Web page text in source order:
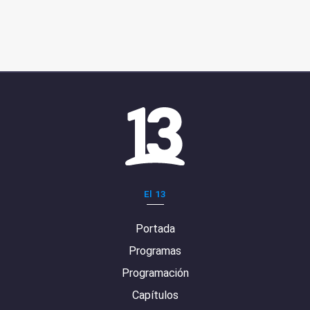
El 13
Portada
Programas
Programación
Capítulos